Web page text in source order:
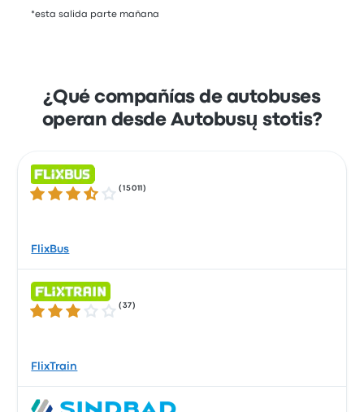
*esta salida parte mañana
¿Qué compañías de autobuses
operan desde Autobusų stotis?
3.5 de 5 estrellas
(15011 )
FlixBus
3.0 de 5 estrellas
(37 )
FlixTrain